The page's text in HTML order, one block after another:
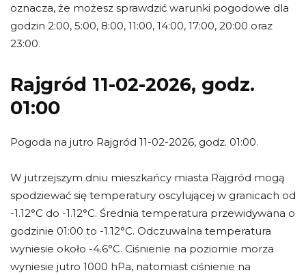
oznacza, że możesz sprawdzić warunki pogodowe dla
godzin 2:00, 5:00, 8:00, 11:00, 14:00, 17:00, 20:00 oraz
23:00.
Rajgród 11-02-2026, godz.
01:00
Pogoda na jutro Rajgród 11-02-2026, godz. 01:00.
W jutrzejszym dniu mieszkańcy miasta Rajgród mogą
spodziewać się temperatury oscylującej w granicach od
-1.12°C do -1.12°C. Średnia temperatura przewidywana o
godzinie 01:00 to -1.12°C. Odczuwalna temperatura
wyniesie około -4.6°C. Ciśnienie na poziomie morza
wyniesie jutro 1000 hPa, natomiast ciśnienie na